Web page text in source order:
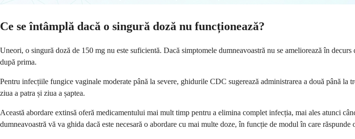
Ce se întâmplă dacă o singură doză nu funcționează?
Uneori, o singură doză de 150 mg nu este suficientă. Dacă simptomele dumneavoastră nu se ameliorează în
după prima.
Pentru infecțiile fungice vaginale moderate până la severe, ghidurile CDC sugerează administrarea a două până
ziua a patra și ziua a șaptea.
Această abordare extinsă oferă medicamentului mai mult timp pentru a elimina complet infecția, mai ales atunci
dumneavoastră vă va ghida dacă este necesară o abordare cu mai multe doze, în funcție de modul în care răspunde